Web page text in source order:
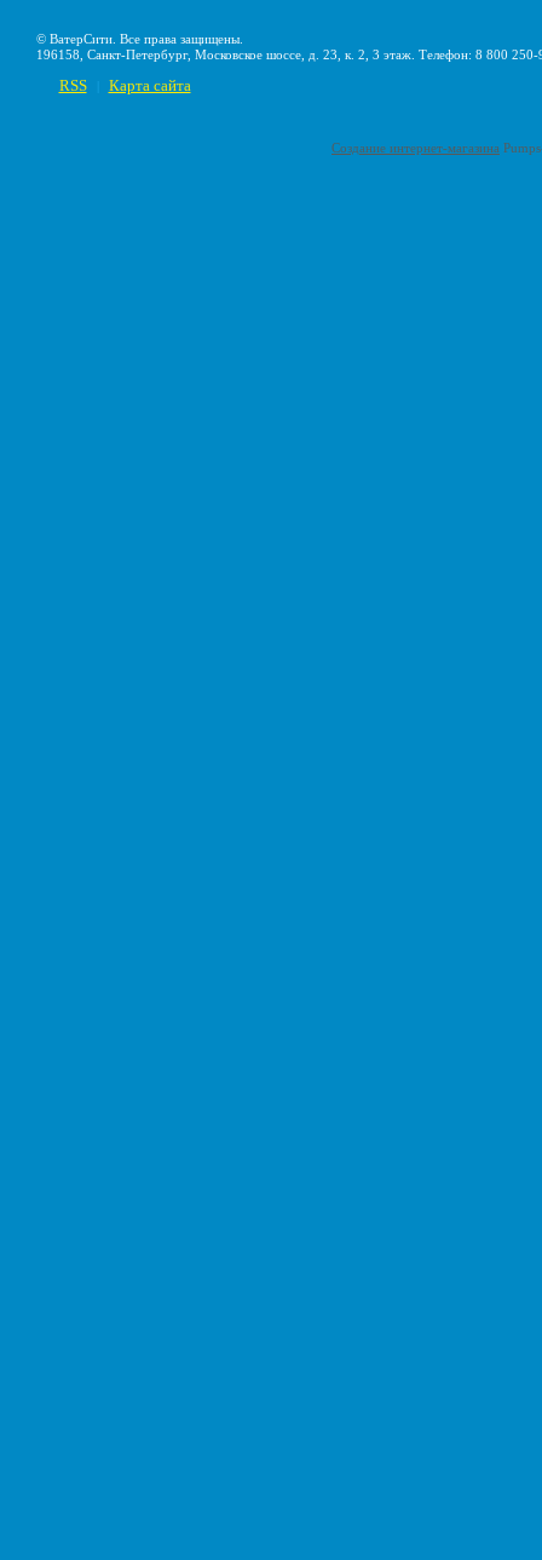
© ВатерСити. Все права защищены.
196158, Санкт-Петербург, Московское шоссе, д. 23, к. 2, 3 этаж. Телефон: 8 800
RSS Карта сайта
Создание интернет-магазина